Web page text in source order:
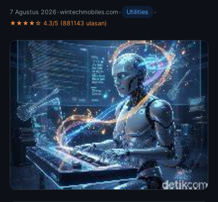
7 Agustus 2026 •wintechmobiles.com • Utilities
•
★★★★☆ 4.3/5 (881143 ulasan)